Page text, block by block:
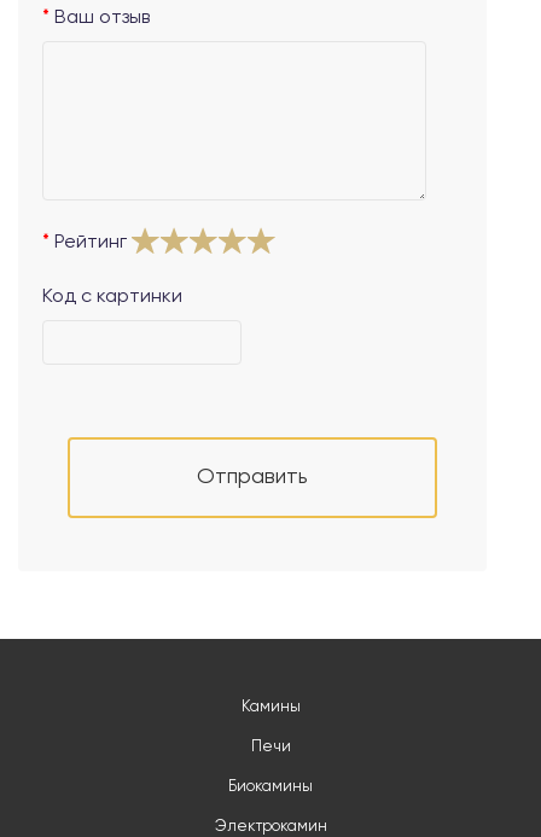
Ваш отзыв
Рейтинг
Код с картинки
Отправить
Камины
Печи
Биокамины
Электрокамин